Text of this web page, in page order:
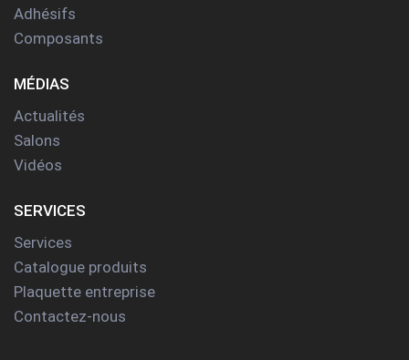
Adhésifs
Composants
MÉDIAS
Actualités
Salons
Vidéos
SERVICES
Services
Catalogue produits
Plaquette entreprise
Contactez-nous